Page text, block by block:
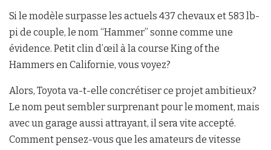
Si le modèle surpasse les actuels 437 chevaux et 583 lb-
pi de couple, le nom “Hammer” sonne comme une
évidence. Petit clin d’œil à la course King of the
Hammers en Californie, vous voyez?
Alors, Toyota va-t-elle concrétiser ce projet ambitieux?
Le nom peut sembler surprenant pour le moment, mais
avec un garage aussi attrayant, il sera vite accepté.
Comment pensez-vous que les amateurs de vitesse